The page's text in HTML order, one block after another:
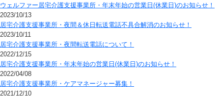
ウェルファー居宅介護支援事業所・年末年始の営業日(休業日)のお知らせ！
2023/10/13
居宅介護支援事業所・夜間＆休日転送電話不具合解消のお知らせ！
2023/10/11
居宅介護支援事業所・夜間転送電話について！
2022/12/15
居宅介護支援事業所・年末年始の営業日(休業日)のお知らせ！
2022/04/08
居宅介護支援事業所・ケアマネージャー募集！
2021/12/10